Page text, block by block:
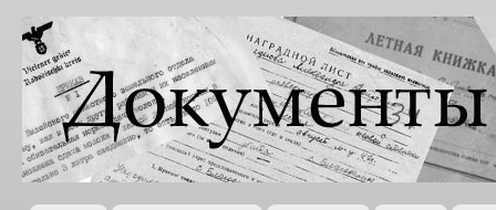
Документы
XX века
Всемирная
история в
Интернете